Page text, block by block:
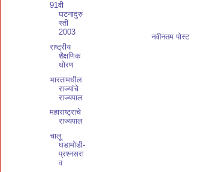
नवीनतम पोस्ट
91वी
घटनादुरु
स्ती
2003
राष्ट्रीय
शैक्षणिक
धोरण
भारतामधील
राज्यांचे
राज्यपाल
महाराष्ट्राचे
राज्यपाल
चालू
घडामोडी-
प्रश्नसरा
व